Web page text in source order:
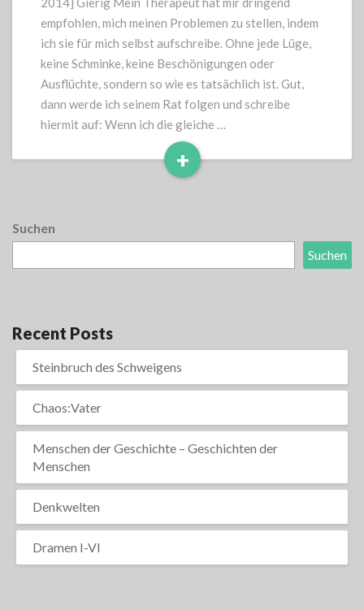
empfohlen, mich meinen Problemen zu stellen, indem
ich sie für mich selbst aufschreibe. Ohne jede Lüge,
keine Schminke, keine Beschönigungen oder
Ausflüchte, sondern so wie es tatsächlich ist. Gut,
dann werde ich seinem Rat folgen und schreibe
hiermit auf: Wenn ich die gleiche …
+
Read
Suchen
Suchen
Recent Posts
Steinbruch des Schweigens
Chaos:Vater
Menschen der Geschichte – Geschichten der
Menschen
Denkwelten
Dramen I-VI